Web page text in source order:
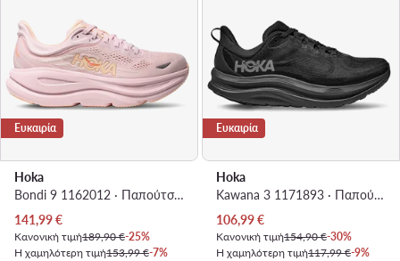
Ευκαιρία
Hoka
Bondi 9 1162012 · Παπούτσια για Τρέξιμο
Τρέχουσα τιμή
141,99€
Κανονική τιμή189,90 €-25%
Η χαμηλότερη τιμή153,99 €-7%
Ευκαιρία
Hoka
Kawana 3 1171893 · Παπούτσια για Τρέξιμο
Τρέχουσα τιμή
106,99€
Κανονική τιμή154,90 €-30%
Η χαμηλότερη τιμή117,99 €-9%